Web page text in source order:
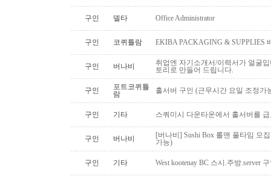
구인 델타 Office Administrator
구인 코퀴틀람 EKIBA PACKAGING & SUPPLIES
구인 버나비
취업엔 자기소개서/이력서가 얼굴
토리로 만들어 드립니다.
구인
포트코퀴틀
람
홀서버 구인 (근무시간 요일 조정가
구인 기타 스쿼미시 다운타운에서 홀서버를
구인 버나비
[버나비] Sushi Box 롤맨 풀타임 모
가능)
구인 기타 West kootenay BC 스시.주방.server